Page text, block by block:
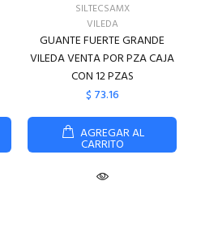
SILTECSAMX
VILEDA
GUANTE FUERTE GRANDE
VILEDA VENTA POR PZA CAJA
CON 12 PZAS
$ 73.16
AGREGAR AL
CARRITO